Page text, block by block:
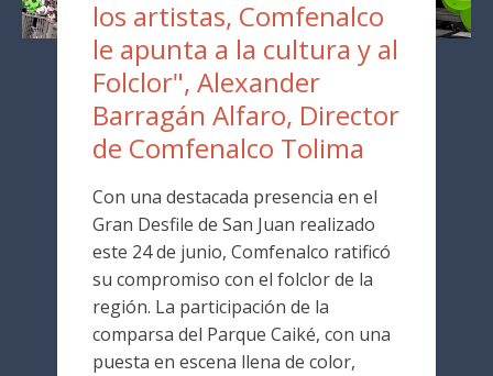
los artistas, Comfenalco
le apunta a la cultura y al
Folclor", Alexander
Barragán Alfaro, Director
de Comfenalco Tolima
Con una destacada presencia en el
Gran Desfile de San Juan realizado
este 24 de junio, Comfenalco ratificó
su compromiso con el folclor de la
región. La participación de la
comparsa del Parque Caiké, con una
puesta en escena llena de color,